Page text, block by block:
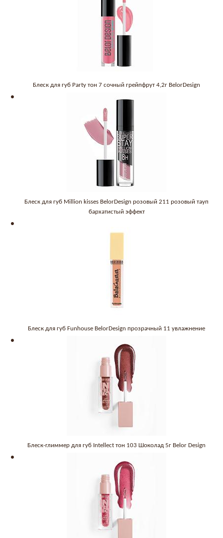
Блеск для губ Party тон 7 сочный грейпфрут 4,2г BelorDesign
Блеск для губ Million kisses BelorDesign розовый 211 розовый тауп
бархатистый эффект
Блеск для губ Funhouse BelorDesign прозрачный 11 увлажнение
Блеск-глиммер для губ Intellect тон 103 Шоколад 5г Belor Design